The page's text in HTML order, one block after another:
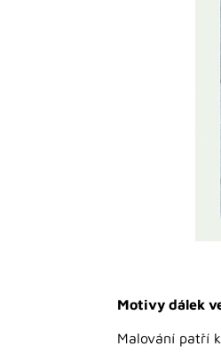
Motivy dálek
Malování patří